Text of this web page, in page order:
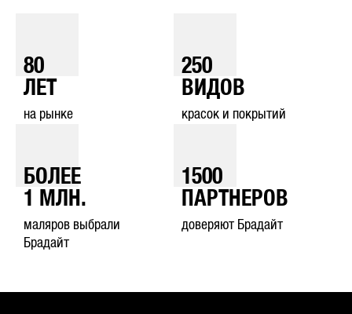
80
ЛЕТ
на рынке
250
ВИДОВ
красок и покрытий
БОЛЕЕ
1
МЛН.
маляров выбрали
Брадайт
1500
ПАРТНЕРОВ
доверяют Брадайт